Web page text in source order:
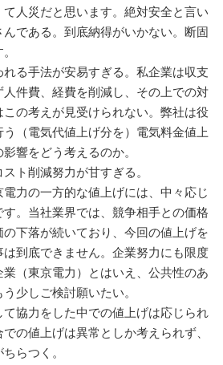
人災だと思います。絶対安全と言い
である。到底納得がいかない。断固
る手法が安易すぎる。私企業は収支
人件費、経費を削減し、その上での対
の考えが見受けられない。弊社は役
う（電気代値上げ分を）電気料金値上
響をどう考えるのか。
ト削減努力が甘すぎる。
力の一方的な値上げには、中々応じ
す。当社業界では、競争相手との価格
下落が続いており、今回の値上げを
到底できません。企業努力にも限度
（東京電力）とはいえ、公共性のあ
少しご検討願いたい。
協力をした中での値上げは応じられ
の値上げは異常としか考えられず、
らつく。